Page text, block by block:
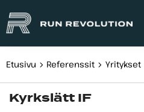
Käyttäjätunnus
tai
Etusivu Referenssit Yritykset
Kyrkslätt IF